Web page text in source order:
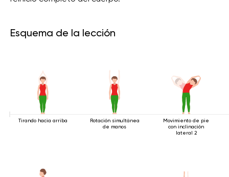
Esquema de la lección
Tirando hacia arriba
Rotación simultánea
de manos
Movimiento de pie
con inclinación
lateral 2